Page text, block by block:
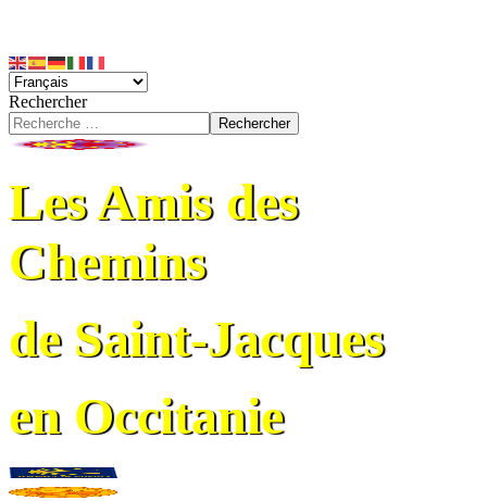
Rechercher
Rechercher
Les Amis des
Chemins
de Saint-Jacques
en Occitanie